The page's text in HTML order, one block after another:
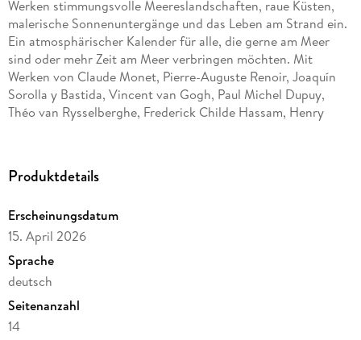
Werken stimmungsvolle Meereslandschaften, raue Küsten,
malerische Sonnenuntergänge und das Leben am Strand ein.
Ein atmosphärischer Kalender für alle, die gerne am Meer
sind oder mehr Zeit am Meer verbringen möchten. Mit
Werken von Claude Monet, Pierre-Auguste Renoir, Joaquín
Sorolla y Bastida, Vincent van Gogh, Paul Michel Dupuy,
Théo van Rysselberghe, Frederick Childe Hassam, Henry
Hervorragende Druckqualität bis ins Detail
Neutrales Kalendarium für alle Länder
FSC zertifiziertes Papier aus verantwortungsvollen Quellen
Schickes randabfallendes Design für einen wertigen
Produktdetails
Erscheinungsdatum
15. April 2026
Sprache
deutsch
Seitenanzahl
14